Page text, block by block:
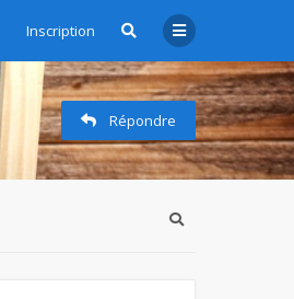
Inscription
Répondre